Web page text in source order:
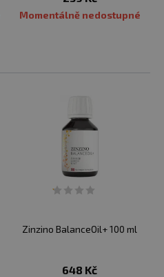
Momentálně nedostupné
Zinzino BalanceOil+ 100 ml
648 Kč